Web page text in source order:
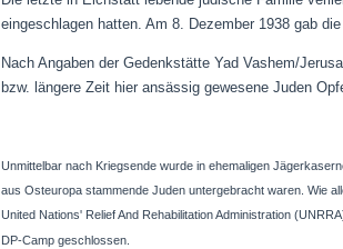
eingeschlagen hatten. Am 8. Dezember 1938 gab
Nach Angaben der Gedenkstätte Yad Vashem/
bzw. längere Zeit hier ansässig gewesene Juden
Unmittelbar nach Kriegsende wurde in ehemaligen
aus Osteuropa stammende Juden untergebracht waren. Wie
United Nations' Relief And Rehabilitation Administration
DP-Camp geschlossen.